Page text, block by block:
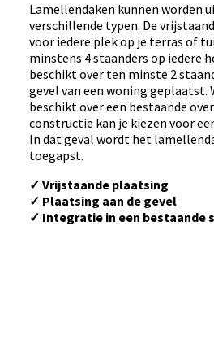
Lamellendaken kunnen worden
verschillende typen. De
voor iedere plek op je terras of
minstens 4 staanders op iedere
beschikt over ten minste 2
gevel van een woning geplaatst.
beschikt over een bestaande
constructie kan je kiezen voor
In dat geval wordt het
toegapst.
✓ Vrijstaande plaatsing
✓ Plaatsing aan de gevel
✓ Integratie in een bestaande